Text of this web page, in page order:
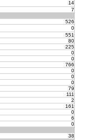
14
7
526
0
551
80
225
0
0
766
0
0
0
79
111
2
161
0
6
0
38